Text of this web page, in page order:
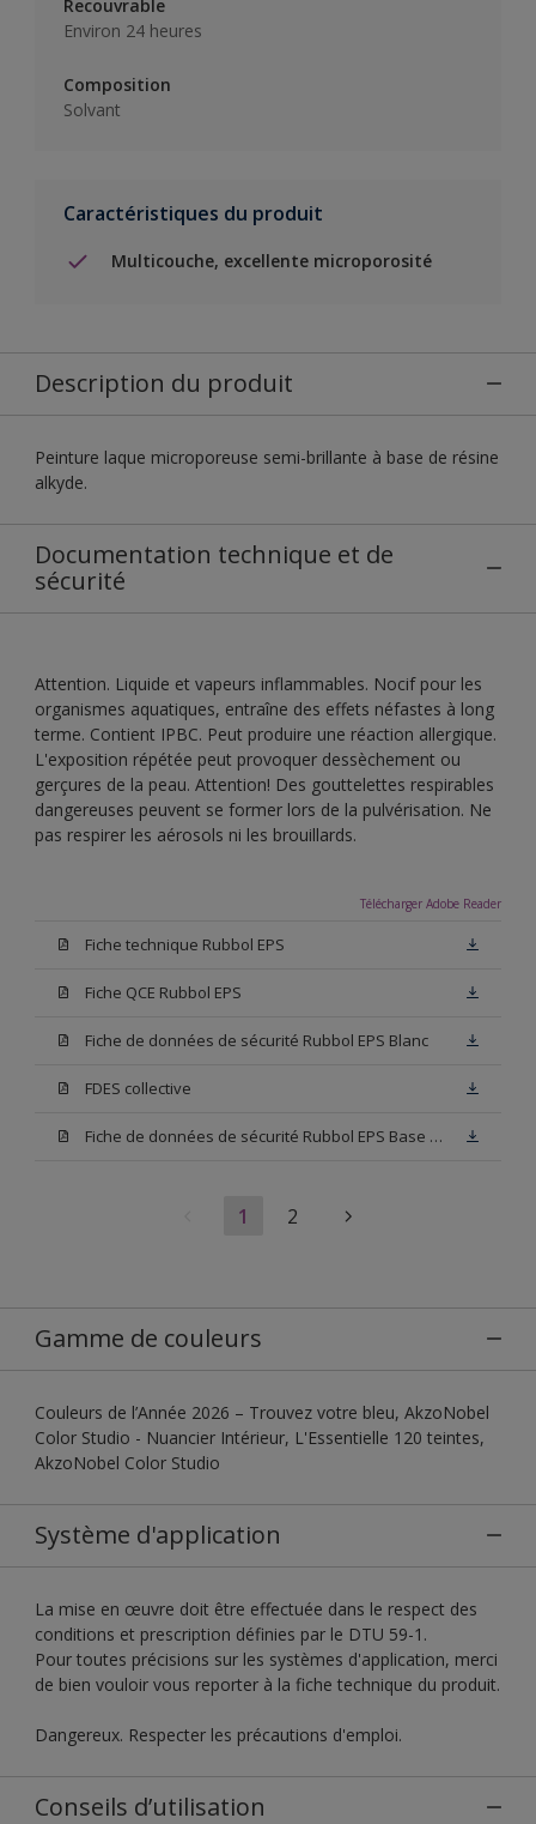
Recouvrable
Environ 24 heures
Composition
Solvant
Caractéristiques du produit
Multicouche, excellente microporosité
Description du produit
Peinture laque microporeuse semi-brillante à base de résine
alkyde.
Documentation technique et de
sécurité
Attention. Liquide et vapeurs inflammables. Nocif pour les
organismes aquatiques, entraîne des effets néfastes à long
terme. Contient IPBC. Peut produire une réaction allergique.
L'exposition répétée peut provoquer dessèchement ou
gerçures de la peau. Attention! Des gouttelettes respirables
dangereuses peuvent se former lors de la pulvérisation. Ne
pas respirer les aérosols ni les brouillards.
Télécharger Adobe Reader
Fiche technique Rubbol EPS
Fiche QCE Rubbol EPS
Fiche de données de sécurité Rubbol EPS Blanc
FDES collective
Fiche de données de sécurité Rubbol EPS Base N00
1 2
Gamme de couleurs
Couleurs de l’Année 2026 – Trouvez votre bleu, AkzoNobel
Color Studio - Nuancier Intérieur, L'Essentielle 120 teintes,
AkzoNobel Color Studio
Système d'application
La mise en œuvre doit être effectuée dans le respect des
conditions et prescription définies par le DTU 59-1.
Pour toutes précisions sur les systèmes d'application, merci
de bien vouloir vous reporter à la fiche technique du produit.
Dangereux. Respecter les précautions d'emploi.
Conseils d’utilisation